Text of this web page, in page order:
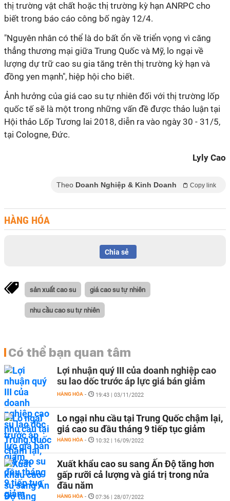
thị trường vật chất hoặc thị trường kỳ hạn ANRPC cho
biết trong báo cáo công bố ngày 12/4.
"Nguyên nhân có thể là do bất ổn về triển vọng vì căng
thẳng thương mại giữa Trung Quốc và Mỹ, lo ngại về
lượng dự trữ cao su gia tăng trên thị trường kỳ hạn và
đồng yen mạnh", hiệp hội cho biết.
Ảnh hưởng của giá cao su tự nhiên đối với thị trường lốp
quốc tế sẽ là một trong những vấn đề được thảo luận tại
Hội thảo Lốp Tương lai 2018, diễn ra vào ngày 30 - 31/5,
tại Cologne, Đức.
Lyly Cao
Theo Doanh Nghiệp & Kinh Doanh Copy link
HÀNG HÓA
Chia sẻ
sản xuất cao su giá cao su tự nhiên
nhu cầu cao su tự nhiên
Có thể bạn quan tâm
Lợi nhuận quý III của doanh nghiệp cao
su lao dốc trước áp lực giá bán giảm
HÀNG HÓA - 19:43 | 03/11/2022
Lo ngại nhu cầu tại Trung Quốc chậm lại,
giá cao su đầu tháng 9 tiếp tục giảm
HÀNG HÓA - 10:32 | 16/09/2022
Xuất khẩu cao su sang Ấn Độ tăng hơn
gấp rưỡi cả lượng và giá trị trong nửa
đầu năm
HÀNG HÓA - 07:36 | 28/07/2022